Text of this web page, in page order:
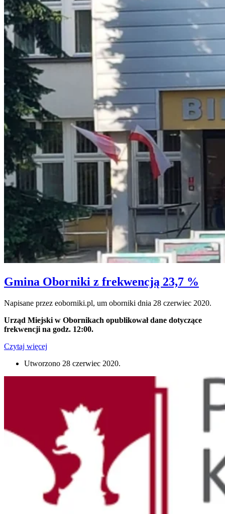
Gmina Oborniki z frekwencją 23,7 %
Napisane przez eoborniki.pl, um oborniki dnia 28 czerwiec 2020.
Urząd Miejski w Obornikach opublikował dane dotyczące
frekwencji na godz. 12:00.
Czytaj więcej
Utworzono 28 czerwiec 2020.